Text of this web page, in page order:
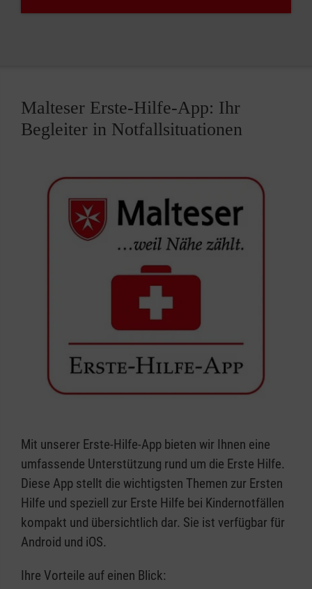
Malteser Erste-Hilfe-App: Ihr
Begleiter in Notfallsituationen
Mit unserer Erste-Hilfe-App bieten wir Ihnen eine
umfassende Unterstützung rund um die Erste Hilfe.
Diese App stellt die wichtigsten Themen zur Ersten
Hilfe und speziell zur Erste Hilfe bei Kindernotfällen
kompakt und übersichtlich dar. Sie ist verfügbar für
Android und iOS.
Ihre Vorteile auf einen Blick: